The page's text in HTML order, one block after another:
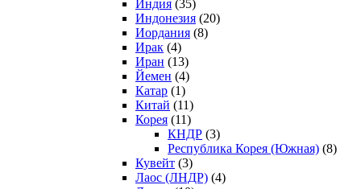
Индия (35)
Индонезия (20)
Иордания (8)
Ирак (4)
Иран (13)
Йемен (4)
Катар (1)
Китай (11)
Корея (11)
КНДР (3)
Республика Корея (Южная) (8)
Кувейт (3)
Лаос (ЛНДР) (4)